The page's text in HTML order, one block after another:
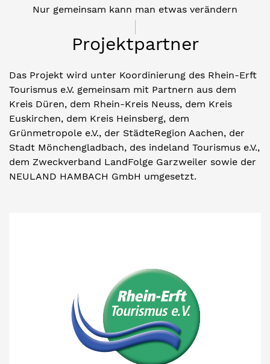
Nur gemeinsam kann man etwas verändern
Projektpartner
Das Projekt wird unter Koordinierung des Rhein-Erft
Tourismus e.V. gemeinsam mit Partnern aus dem
Kreis Düren, dem Rhein-Kreis Neuss, dem Kreis
Euskirchen, dem Kreis Heinsberg, dem
Grünmetropole e.V., der StädteRegion Aachen, der
Stadt Mönchengladbach, des indeland Tourismus e.V.,
dem Zweckverband LandFolge Garzweiler sowie der
NEULAND HAMBACH GmbH umgesetzt.